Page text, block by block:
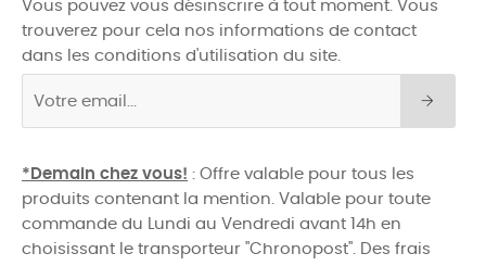
Vous pouvez vous désinscrire à tout moment. Vous
trouverez pour cela nos informations de contact
dans les conditions d'utilisation du site.
*Demain chez vous! : Offre valable pour tous les
produits contenant la mention. Valable pour toute
commande du Lundi au Vendredi avant 14h en
choisissant le transporteur "Chronopost". Des frais